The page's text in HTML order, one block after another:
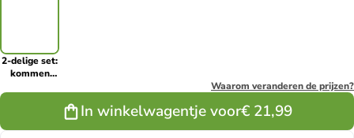
2-delige set:
kommen
Waarom veranderen de prijzen?
In winkelwagentje voor€ 21,99